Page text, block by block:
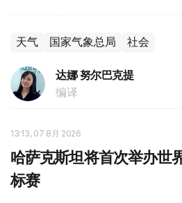
天气 国家气象总局 社会
达娜 努尔巴克提
编译
13:13, 07 8月 2026
哈萨克斯坦将首次举办世
标赛